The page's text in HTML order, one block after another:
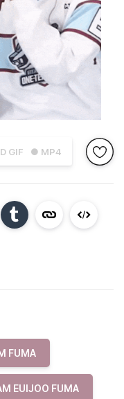
GIF ● MP4
FUMA
EUIJOO FUMA